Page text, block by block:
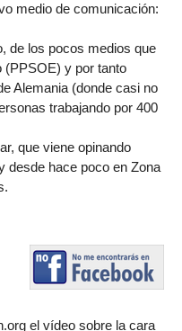
medio de comunicación:
de los pocos medios que
(PPSOE) y por tanto
Alemania (donde casi no
trabajando por 400
que viene opinando
desde hace poco en Zona
el vídeo sobre la cara